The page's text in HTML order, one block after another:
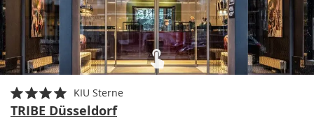
KIU Sterne
TRIBE Düsseldorf